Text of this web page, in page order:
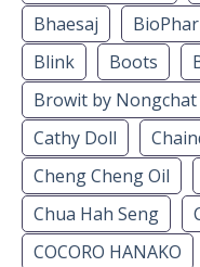
Bhaesaj
Blink
Boots
Browit by Nongchat
Cathy Doll
Cheng Cheng Oil
Chua Hah Seng
COCORO HANAKO